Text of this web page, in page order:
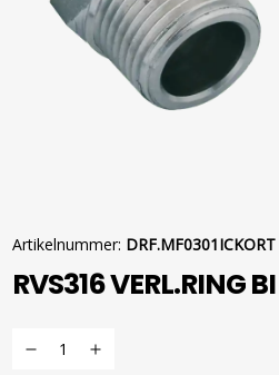
Artikelnummer: DRF.MF0301ICKORT
RVS316 VERL.RING